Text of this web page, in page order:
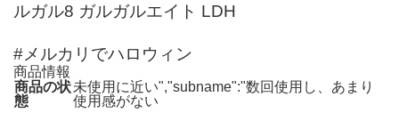
ルガル8 ガルガルエイト LDH
#メルカリでハロウィン
商品情報
商品の状
態
未使用に近い","subname":"数回使用し、あまり
使用感がない